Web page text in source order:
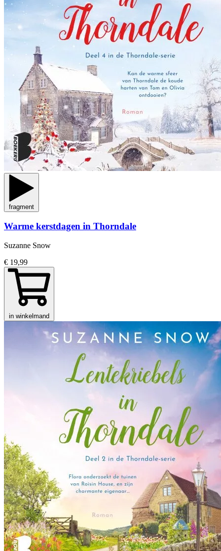
fragment
Warme kerstdagen in Thorndale
Suzanne Snow
€ 19,99
in winkelmand